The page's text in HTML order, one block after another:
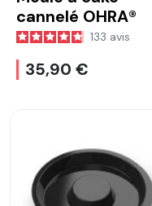
cannelé OHRA®
133 avis
35,90 €